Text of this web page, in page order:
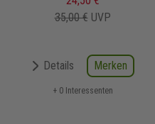
35,00 € UVP
Details Merken
+ 0 Interessenten